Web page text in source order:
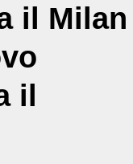
il Milan
il